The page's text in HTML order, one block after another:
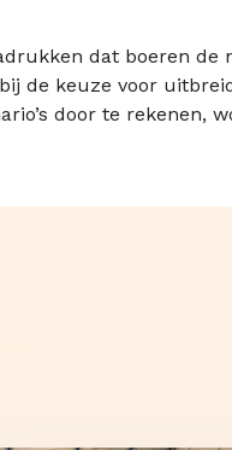
dat boeren de
de keuze voor
door te rekenen,